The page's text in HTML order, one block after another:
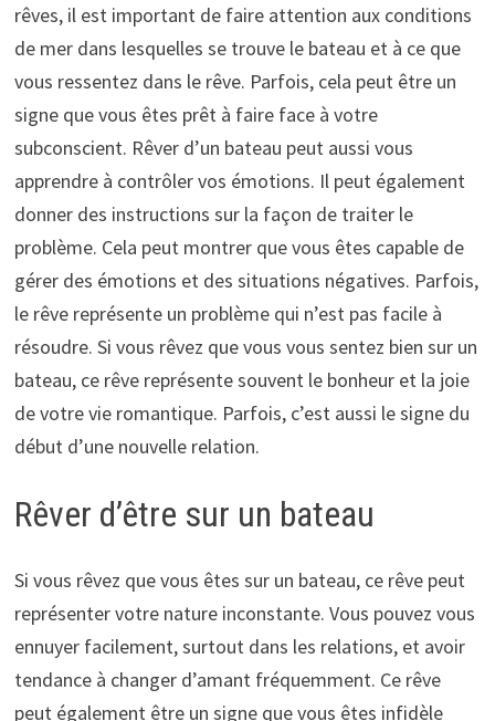
rêves, il est important de faire attention aux conditions
de mer dans lesquelles se trouve le bateau et à ce que
vous ressentez dans le rêve. Parfois, cela peut être un
signe que vous êtes prêt à faire face à votre
subconscient. Rêver d’un bateau peut aussi vous
apprendre à contrôler vos émotions. Il peut également
donner des instructions sur la façon de traiter le
problème. Cela peut montrer que vous êtes capable de
gérer des émotions et des situations négatives. Parfois,
le rêve représente un problème qui n’est pas facile à
résoudre. Si vous rêvez que vous vous sentez bien sur un
bateau, ce rêve représente souvent le bonheur et la joie
de votre vie romantique. Parfois, c’est aussi le signe du
début d’une nouvelle relation.
Rêver d’être sur un bateau
Si vous rêvez que vous êtes sur un bateau, ce rêve peut
représenter votre nature inconstante. Vous pouvez vous
ennuyer facilement, surtout dans les relations, et avoir
tendance à changer d’amant fréquemment. Ce rêve
peut également être un signe que vous êtes infidèle